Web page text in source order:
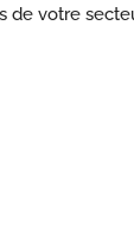
de votre